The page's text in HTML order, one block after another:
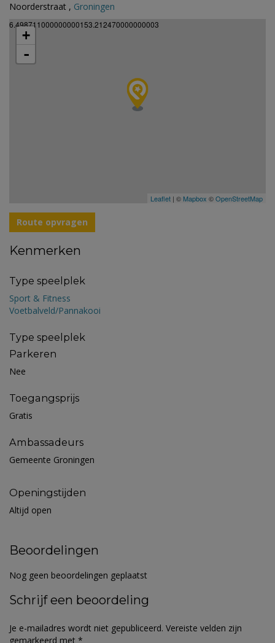
Noorderstraat , Groningen
6.498711000000000153.212470000000003
+
-
Leaflet | © Mapbox ©OpenStreetMap
Route opvragen
Kenmerken
Type speelplek
Sport & Fitness
Voetbalveld/Pannakooi
Type speelplek
Parkeren
Nee
Toegangsprijs
Gratis
Ambassadeurs
Gemeente Groningen
Openingstijden
Altijd open
Beoordelingen
Nog geen beoordelingen geplaatst
Schrijf een beoordeling
Je e-mailadres wordt niet gepubliceerd. Vereiste velden zijn
gemarkeerd met *